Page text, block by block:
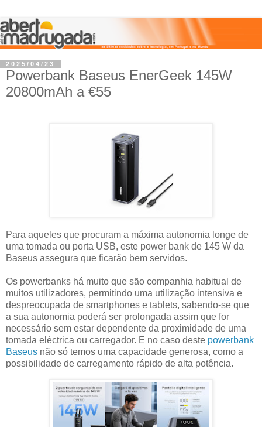
2025/04/23
Powerbank Baseus EnerGeek 145W
20800mAh a €55
Para aqueles que procuram a máxima autonomia longe de
uma tomada ou porta USB, este power bank de 145 W da
Baseus assegura que ficarão bem servidos.
Os powerbanks há muito que são companhia habitual de
muitos utilizadores, permitindo uma utilização intensiva e
despreocupada de smartphones e tablets, sabendo-se que
a sua autonomia poderá ser prolongada assim que for
necessário sem estar dependente da proximidade de uma
tomada eléctrica ou carregador. E no caso deste powerbank
Baseus não só temos uma capacidade generosa, como a
possibilidade de carregamento rápido de alta potência.